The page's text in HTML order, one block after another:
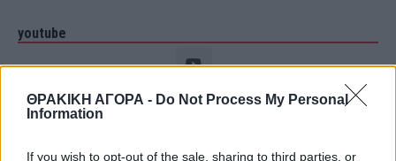
ΘΡΑΚΙΚΗ ΑΓΟΡΑ - Do Not Process My Personal
Information
If you wish to opt-out of the sale, sharing to third parties, or
youtube